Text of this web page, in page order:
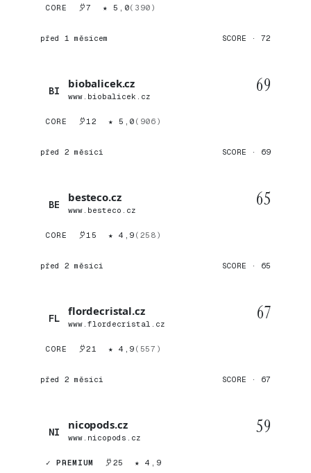
CORE 7 ★ 5,0(390)
před 1 měsícem SCORE · 72
BI
biobalicek.cz
www.biobalicek.cz
69
CORE 12 ★ 5,0 (906)
před 2 měsíci SCORE · 69
BE
besteco.cz
www.besteco.cz
65
CORE 15 ★ 4,9 (258)
před 2 měsíci SCORE · 65
FL
flordecristal.cz
www.flordecristal.cz
67
CORE 21 ★ 4,9 (557)
před 2 měsíci SCORE · 67
NI
nicopods.cz
www.nicopods.cz
59
✓ PREMIUM 25 ★ 4,9